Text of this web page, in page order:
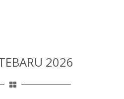
2026